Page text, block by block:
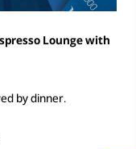
Lounge with
by dinner.